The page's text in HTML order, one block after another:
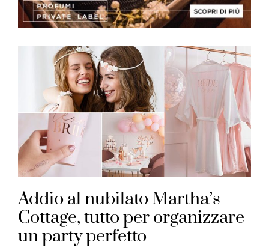
Addio al nubilato Martha’s
Cottage, tutto per organizzare
un party perfetto